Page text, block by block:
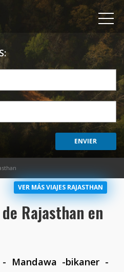
VER MÁS VIAJES RAJASTHAN
Rajasthan en
-bikaner -